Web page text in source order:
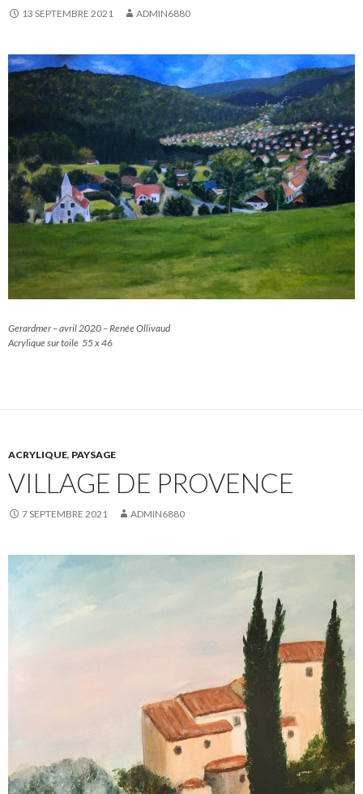
13 SEPTEMBRE 2021 ADMIN6880
Gerardmer – avril 2020 – Renée Ollivaud
Acrylique sur toile 55 x 46
ACRYLIQUE, PAYSAGE
VILLAGE DE PROVENCE
7 SEPTEMBRE 2021 ADMIN6880